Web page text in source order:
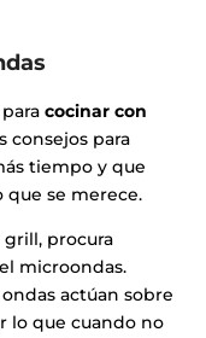
paracocinar con
consejos para
tiempo y que
se merece.
grill, procura
microondas.
actúan sobre
lo que cuando no